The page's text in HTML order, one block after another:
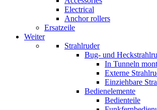
Electrical
Anchor rollers
Ersatzeile
Weiter
Strahlruder
Bug- und
In Tunneln
Externe
Einziehbare
Bedienelemente
Bedienteile